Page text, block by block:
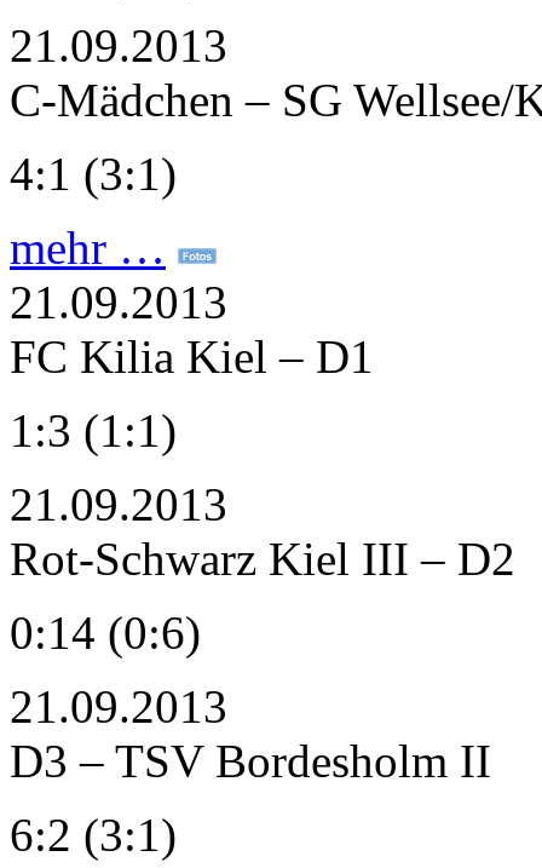
21.09.2013
C-Mädchen – SG Wellsee/
4:1 (3:1)
mehr …
21.09.2013
FC Kilia Kiel – D1
1:3 (1:1)
21.09.2013
Rot-Schwarz Kiel III – D2
0:14 (0:6)
21.09.2013
D3 – TSV Bordesholm II
6:2 (3:1)